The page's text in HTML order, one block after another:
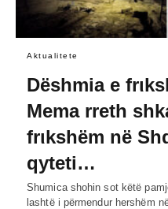
Aktualitete
Dëshmia e
Mema rreth
frιkshëm në
qyteti…
Shumica shohin sot këtë
lashtë i përmendur hershëm